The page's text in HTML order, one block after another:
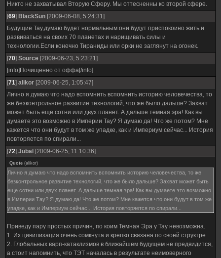
Никто не захватывал Вторую Сферу. Мы оттесненны ко второй сфере.
[69] BlackSun [2009-06-08, 5:24:31]
Будущие Тау,думаю будет нормальным они будут приспокоино жить и
развиваться на своих 70 планетах и нарищивать силы и
технологии.Если конечно Тираниды или орки не заглянут на огонек.
[70] Source [2009-06-23, 5:23:21]
[info]Почищенно от оффа[/info]
[71] alikor [2009-06-25, 1:05:47]
Лично я думаю что надо вспомнить вспомнить историю человечества, то
же безконтрольное развитие технологий, что же было дальше? Захват
может быть еще сотни или двух планет. А дальше темная эра! Как вы
думаете это возможно в Империи Тау? Я думаю да! Что же потом? Мне
кажется что они будут в том же упадке, как и Империум сейчас... История
повторяется по спирали...
[72] Jubal [2009-06-25, 11:10:36]
Quote (alikor)
Лично я думаю что надо вспомнить вспомнить историю человечества, то же
безконтрольное развитие технологий, что же было дальше? Захват может быть
еще сотни или двух планет. А дальше темная эра! Как вы думаете это возможно
в Империи Тау? Я думаю да! Что же потом? Мне кажется что они будут в том же
упадке, как и Империум сейчас... История повторяется по спирали...
Приведу пару простых причин, по коим Темная Эра у Тау невозможна.
1. Их цивилизация очень сомкнута и крепко связана по своей структре.
2. Глобальных варп-катаклизмов в ближайшем будущем не предвидится,
а стоит напомнить, что ТЭТ началась в результате неимоверного